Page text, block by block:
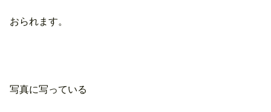
おられます。
写真に写っている